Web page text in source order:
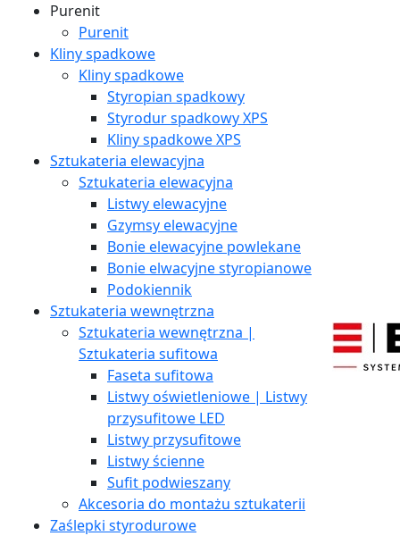
Purenit
Purenit
Kliny spadkowe
Kliny spadkowe
Styropian spadkowy
Styrodur spadkowy XPS
Kliny spadkowe XPS
Sztukateria elewacyjna
Sztukateria elewacyjna
Listwy elewacyjne
Gzymsy elewacyjne
Bonie elewacyjne powlekane
Bonie elwacyjne styropianowe
Podokiennik
Sztukateria wewnętrzna
Sztukateria wewnętrzna |
Sztukateria sufitowa
Faseta sufitowa
Listwy oświetleniowe | Listwy
przysufitowe LED
Listwy przysufitowe
Listwy ścienne
Sufit podwieszany
Akcesoria do montażu sztukaterii
Zaślepki styrodurowe